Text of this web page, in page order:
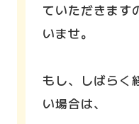
ていただきます
いませ。
もし、しばらく
い場合は、